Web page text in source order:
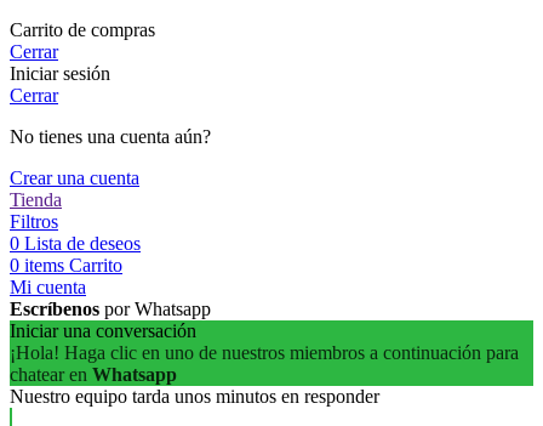
Carrito de compras
Cerrar
Iniciar sesión
Cerrar
No tienes una cuenta aún?
Crear una cuenta
Tienda
Filtros
0 Lista de deseos
0 items Carrito
Mi cuenta
Escríbenos por Whatsapp
Iniciar una conversación
¡Hola! Haga clic en uno de nuestros miembros a continuación para
chatear en Whatsapp
Nuestro equipo tarda unos minutos en responder